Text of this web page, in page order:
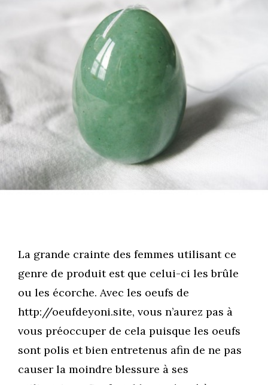
La grande crainte des femmes utilisant ce
genre de produit est que celui-ci les brûle
ou les écorche. Avec les oeufs de
http://oeufdeyoni.site, vous n’aurez pas à
vous préoccuper de cela puisque les oeufs
sont polis et bien entretenus afin de ne pas
causer la moindre blessure à ses